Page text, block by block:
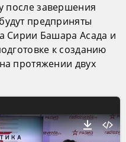
после завершения
предприняты
Сирии Башара Асада и
к созданию
протяжении двух